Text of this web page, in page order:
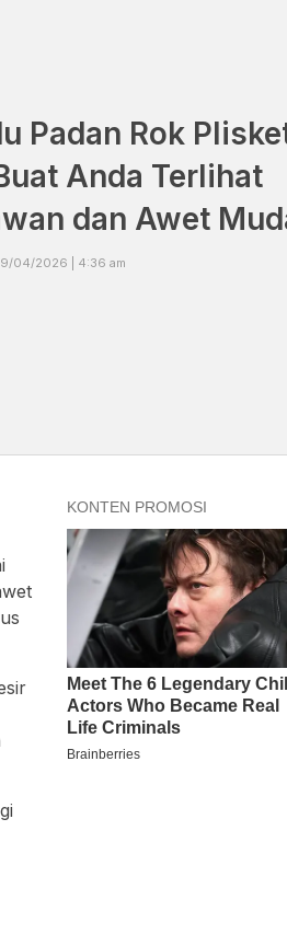
Padan Rok
Anda Terlihat
dan Awet
04/2026 | 4:36 am